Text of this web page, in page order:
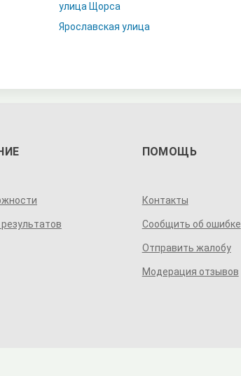
улица Щорса
Ярославская улица
ПОМОЩЬ
Контакты
Сообщить об ошибке
Отправить жалобу
Модерация отзывов